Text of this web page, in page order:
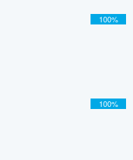
100%
100%